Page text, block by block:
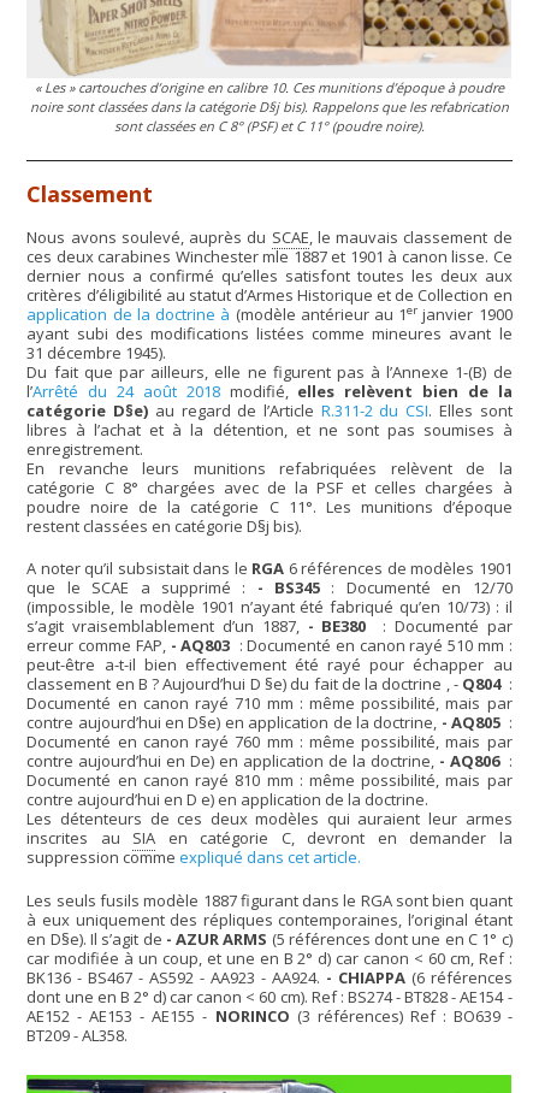
« Les » cartouches d’origine en calibre 10. Ces munitions d’époque à poudre
noire sont classées dans la catégorie D§j bis). Rappelons que les refabrication
sont classées en C 8° (PSF) et C 11° (poudre noire).
Classement
Nous avons soulevé, auprès du SCAE, le mauvais classement de
ces deux carabines Winchester mle 1887 et 1901 à canon lisse. Ce
dernier nous a confirmé qu’elles satisfont toutes les deux aux
critères d’éligibilité au statut d’Armes Historique et de Collection en
application de la doctrine à (modèle antérieur au 1er janvier 1900
ayant subi des modifications listées comme mineures avant le
31 décembre 1945).
Du fait que par ailleurs, elle ne figurent pas à l’Annexe 1-(B) de
l’Arrêté du 24 août 2018modifié,elles relèvent bien de la
catégorie D§e) au regard de l’Article R.311-2 du CSI. Elles sont
libres à l’achat et à la détention, et ne sont pas soumises à
enregistrement.
En revanche leurs munitions refabriquées relèvent de la
catégorie C 8° chargées avec de la PSF et celles chargées à
poudre noire de la catégorie C 11°. Les munitions d’époque
restent classées en catégorie D§j bis).
A noter qu’il subsistait dans le RGA 6 références de modèles 1901
que le SCAE a supprimé : - BS345 : Documenté en 12/70
(impossible, le modèle 1901 n’ayant été fabriqué qu’en 10/73) : il
s’agit vraisemblablement d’un 1887, - BE380
: Documenté par
erreur comme FAP, - AQ803 : Documenté en canon rayé 510 mm :
peut-être a-t-il bien effectivement été rayé pour échapper au
classement en B ? Aujourd’hui D §e) du fait de la doctrine , - Q804 :
Documenté en canon rayé 710 mm : même possibilité, mais par
contre aujourd’hui en D§e) en application de la doctrine, - AQ805 :
Documenté en canon rayé 760 mm : même possibilité, mais par
contre aujourd’hui en De) en application de la doctrine, - AQ806 :
Documenté en canon rayé 810 mm : même possibilité, mais par
contre aujourd’hui en D e) en application de la doctrine.
Les détenteurs de ces deux modèles qui auraient leur armes
inscrites au SIA en catégorie C, devront en demander la
suppression commeexpliqué dans cet article.
Les seuls fusils modèle 1887 figurant dans le RGA sont bien quant
à eux uniquement des répliques contemporaines, l’original étant
en D§e). Il s’agit de - AZUR ARMS (5 références dont une en C 1° c)
car modifiée à un coup, et une en B 2° d) car canon < 60 cm, Ref :
BK136 - BS467 - AS592 - AA923 - AA924. - CHIAPPA (6 références
dont une en B 2° d) car canon < 60 cm). Ref : BS274 - BT828 - AE154 -
AE152 - AE153 - AE155 - NORINCO (3 références) Ref : BO639 -
BT209 - AL358.